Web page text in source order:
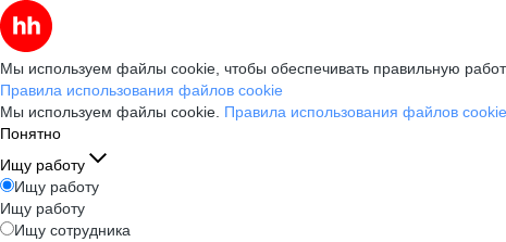
Мы используем файлы cookie, чтобы обеспечивать правильную
Правила использования файлов cookie
Мы используем файлы cookie. Правила использования файлов cookie
Понятно
Ищу работу
Ищу работу
Ищу работу
Ищу сотрудника